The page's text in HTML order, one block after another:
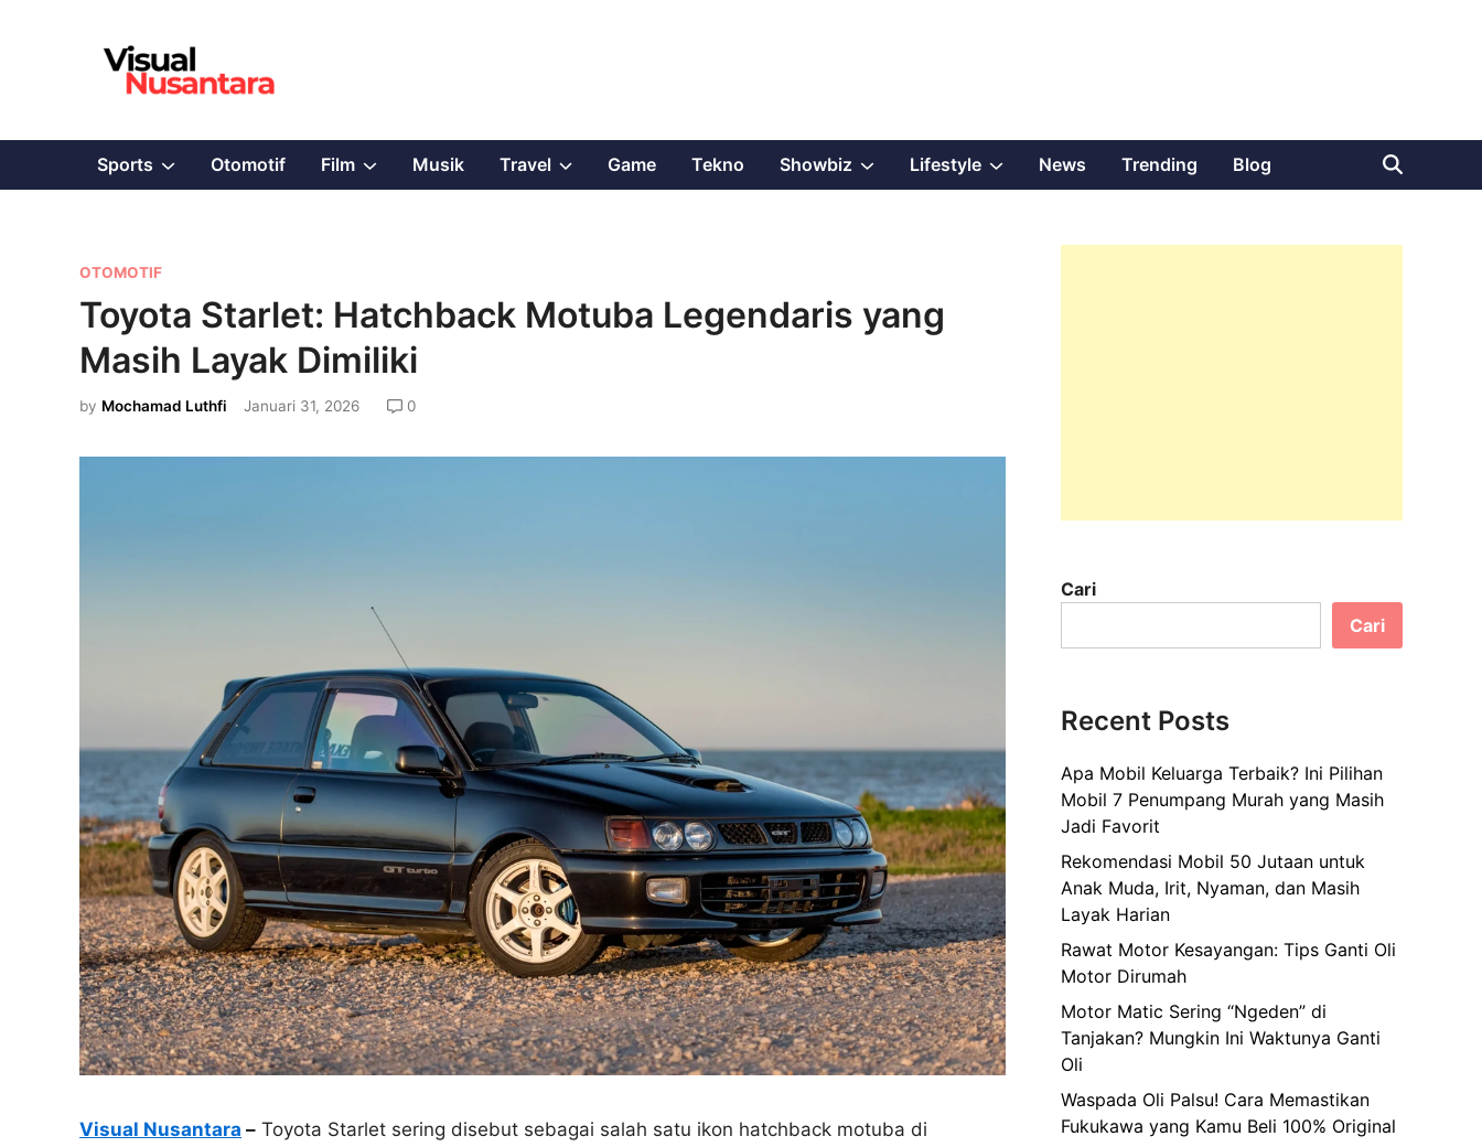
Sports ShowOtomotif Film ShowMusik Travel ShowGame Tekno Showbiz ShowLifestyle ShowNews Trending Blog
P
o
i
OTOMOTIF
Toyota Starlet: Hatchback Motuba Legendaris yang
Masih Layak Dimiliki
by Mochamad Luthfi Januari 31, 2026 0
Visual Nusantara – Toyota Starlet sering disebut sebagai salah satu ikon hatchback motuba di
Cari
Cari
Recent Posts
Apa Mobil Keluarga Terbaik? Ini Pilihan
Mobil 7 Penumpang Murah yang Masih
Jadi Favorit
Rekomendasi Mobil 50 Jutaan untuk
Anak Muda, Irit, Nyaman, dan Masih
Layak Harian
Rawat Motor Kesayangan: Tips Ganti Oli
Motor Dirumah
Motor Matic Sering “Ngeden” di
Tanjakan? Mungkin Ini Waktunya Ganti
Oli
Waspada Oli Palsu! Cara Memastikan
Fukukawa yang Kamu Beli 100% Original